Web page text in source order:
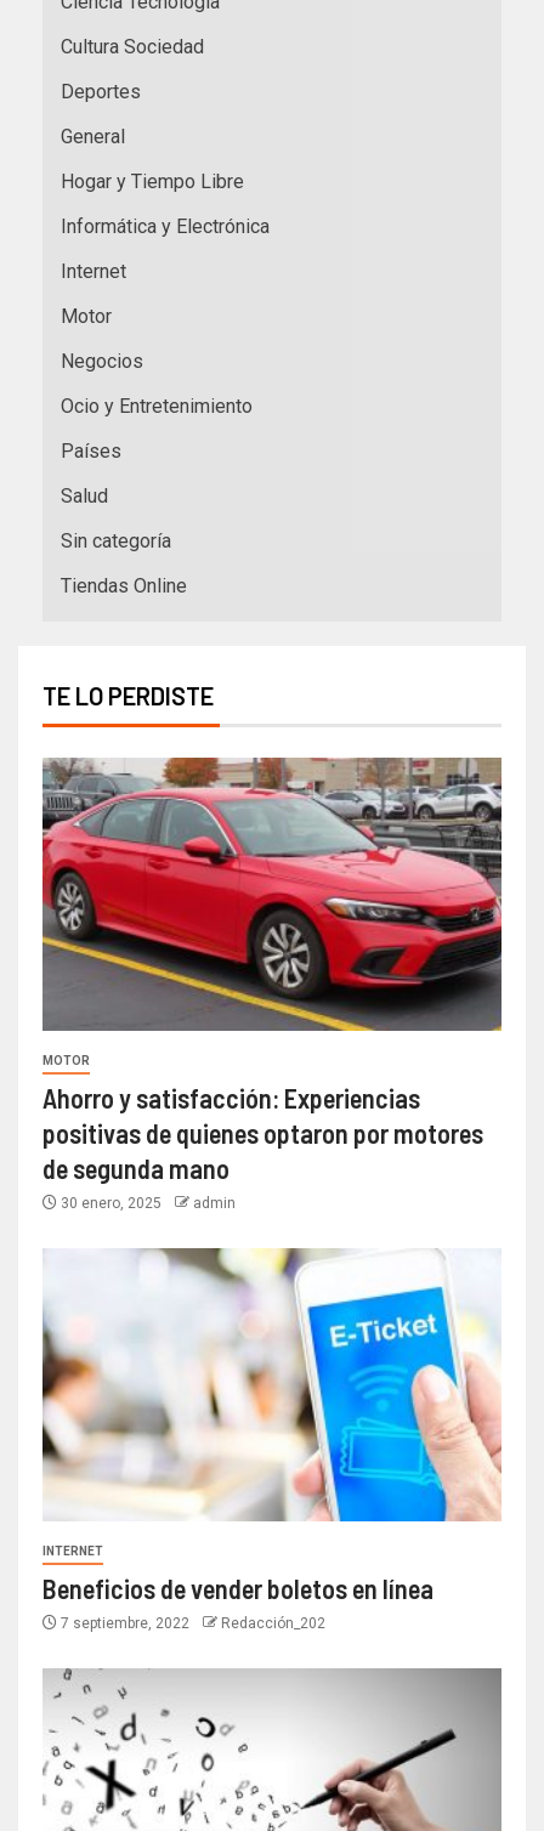
Cultura Sociedad
Deportes
General
Hogar y Tiempo Libre
Informática y Electrónica
Internet
Motor
Negocios
Ocio y Entretenimiento
Países
Salud
Sin categoría
Tiendas Online
TE LO PERDISTE
MOTOR
Ahorro y satisfacción: Experiencias
positivas de quienes optaron por motores
de segunda mano
30 enero, 2025 admin
INTERNET
Beneficios de vender boletos en línea
7 septiembre, 2022 Redacción_202